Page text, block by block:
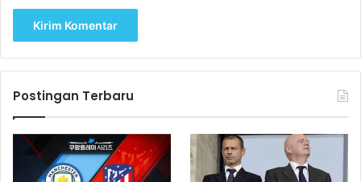
Postingan Terbaru